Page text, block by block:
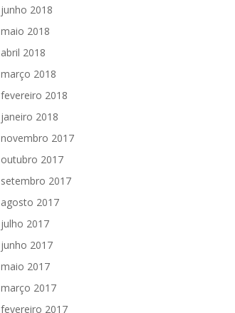
junho 2018
maio 2018
abril 2018
março 2018
fevereiro 2018
janeiro 2018
novembro 2017
outubro 2017
setembro 2017
agosto 2017
julho 2017
junho 2017
maio 2017
março 2017
fevereiro 2017